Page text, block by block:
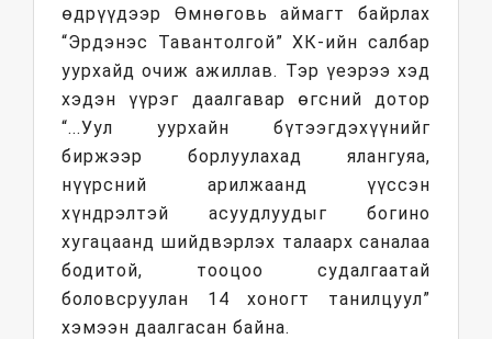
өдрүүдээр Өмнөговь аймагт байрлах
“Эрдэнэс Тавантолгой” ХК-ийн салбар
уурхайд очиж ажиллав. Тэр үеэрээ хэд
хэдэн үүрэг даалгавар өгсний дотор
“...Уул уурхайн бүтээгдэхүүнийг
биржээр борлуулахад ялангуяа,
нүүрсний арилжаанд үүссэн
хүндрэлтэй асуудлуудыг богино
хугацаанд шийдвэрлэх талаарх саналаа
бодитой, тооцоо судалгаатай
боловсруулан 14 хоногт танилцуул”
хэмээн даалгасан байна.